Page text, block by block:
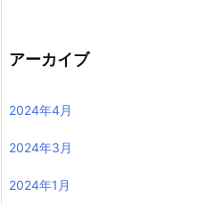
アーカイブ
2024年4月
2024年3月
2024年1月